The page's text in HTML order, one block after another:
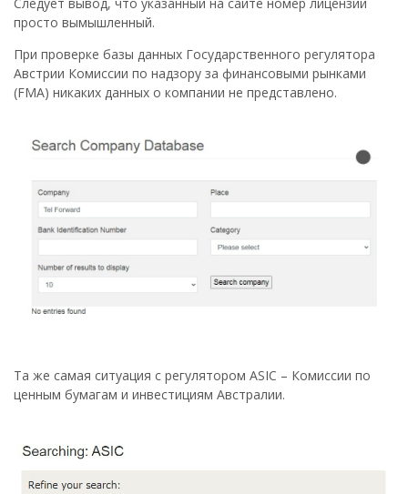
просто вымышленный.
При проверке базы данных Государственного регулятора
Австрии Комиссии по надзору за финансовыми рынками
(FMA) никаких данных о компании не представлено.
Та же самая ситуация с регулятором ASIC – Комиссии по
ценным бумагам и инвестициям Австралии.